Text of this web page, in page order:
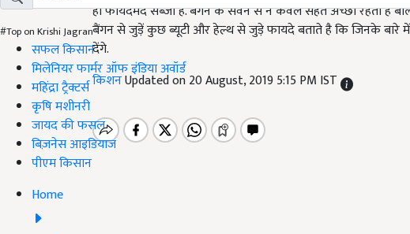
#Top on Krishi Jagran
सफल किसान
मिलेनियर फार्मर ऑफ इंडिया अवॉर्ड
महिंद्रा ट्रैक्टर्स
कृषि मशीनरी
जायद की फसल
बिज़नेस आइडियाज
पीएम किसान
Home
ही फायदेंमद सब्जी है. बैंगन के सेवन से न केवल सेहत अच्छी रहती है
बैंगन से जुड़ें कुछ ब्यूटी और हेल्थ से जुड़े फायदे बताते है कि जिनके बारे
देंगे.
किशनUpdated on 20 August, 2019 5:15 PM IST